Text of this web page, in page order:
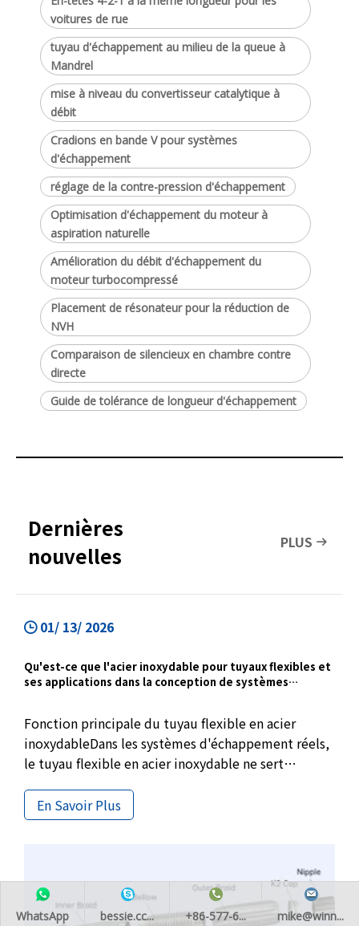
voitures de rue
tuyau d'échappement au milieu de la queue à
Mandrel
mise à niveau du convertisseur catalytique à
débit
Cradions en bande V pour systèmes
d'échappement
réglage de la contre-pression d'échappement
Optimisation d'échappement du moteur à
aspiration naturelle
Amélioration du débit d'échappement du
moteur turbocompressé
Placement de résonateur pour la réduction de
NVH
Comparaison de silencieux en chambre contre
directe
Guide de tolérance de longueur d'échappement
Dernières
nouvelles
PLUS
01/ 13/ 2026
Qu'est-ce que l'acier inoxydable pour tuyaux flexibles et
ses applications dans la conception de systèmes
Fonction principale du tuyau flexible en acier
inoxydableDans les systèmes d'échappement réels,
le tuyau flexible en acier inoxydable ne sert
d'échappement, mais est utilisé pour résoudre un
problème existant de longue date mais souvent
En Savoir Plus
WhatsApp bessie.cc... +86-577-6... mike@winn...